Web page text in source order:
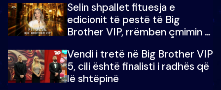
Selin shpallet fituesja e
edicionit të pestë të Big
Brother VIP, rrëmben çmimin e
Vendi i tretë në Big Brother VIP
5, cili është finalisti i radhës që
lë shtëpinë